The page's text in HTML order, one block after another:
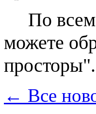
По всем
можете
просторы".
← Все